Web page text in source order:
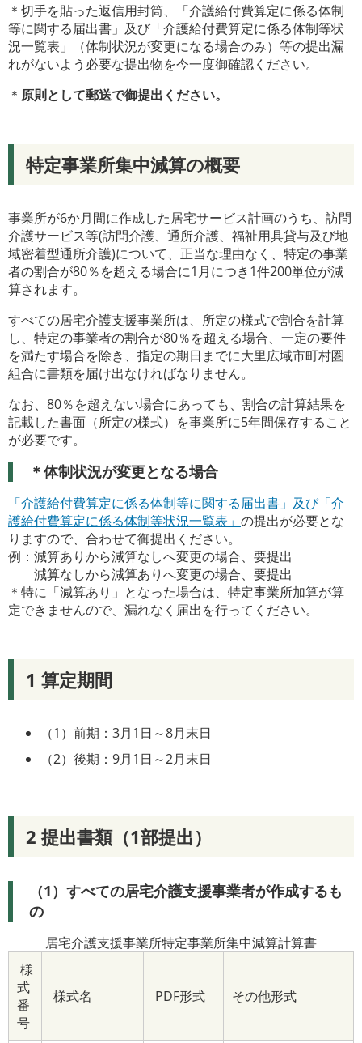
＊切手を貼った返信用封筒、「介護給付費算定に係る体制
等に関する届出書」及び「介護給付費算定に係る体制等状
況一覧表」（体制状況が変更になる場合のみ）等の提出漏
れがないよう必要な提出物を今一度御確認ください。
＊ 原則として郵送で御提出ください。
特定事業所集中減算の概要
事業所が6か月間に作成した居宅サービス計画のうち、訪問
介護サービス等(訪問介護、通所介護、福祉用具貸与及び地
域密着型通所介護)について、正当な理由なく、特定の事業
者の割合が80％を超える場合に1月につき1件200単位が減
算されます。
すべての居宅介護支援事業所は、所定の様式で割合を計算
し、特定の事業者の割合が80％を超える場合、一定の要件
を満たす場合を除き、指定の期日までに大里広域市町村圏
組合に書類を届け出なければなりません。
なお、80％を超えない場合にあっても、割合の計算結果を
記載した書面（所定の様式）を事業所に5年間保存すること
が必要です。
＊体制状況が変更となる場合
「介護給付費算定に係る体制等に関する届出書」及び「介
護給付費算定に係る体制等状況一覧表」 の提出が必要とな
りますので、合わせて御提出ください。
例：減算ありから減算なしへ変更の場合、要提出
減算なしから減算ありへ変更の場合、要提出
＊特に「減算あり」となった場合は、特定事業所加算が算
定できませんので、漏れなく届出を行ってください。
1 算定期間
（1）前期：3月1日～8月末日
（2）後期：9月1日～2月末日
2 提出書類（1部提出）
（1）すべての居宅介護支援事業者が作成するも
の
居宅介護支援事業所特定事業所集中減算計算書
様
式
番
号
様式名 PDF形式 その他形式